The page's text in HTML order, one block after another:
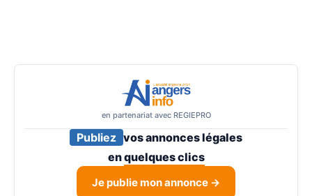
en partenariat avec REGIEPRO
Publiez vos annonces légales
enquelques clics
Je publie mon annonce →